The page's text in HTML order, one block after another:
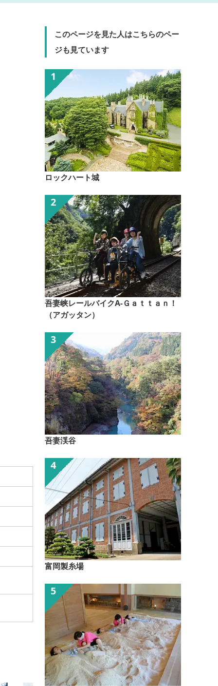
このページを見た人はこちらのペー
ジも見ています
ロックハート城
吾妻峡レールバイクA-Ｇａｔｔａｎ！
（アガッタン）
吾妻渓谷
富岡製糸場